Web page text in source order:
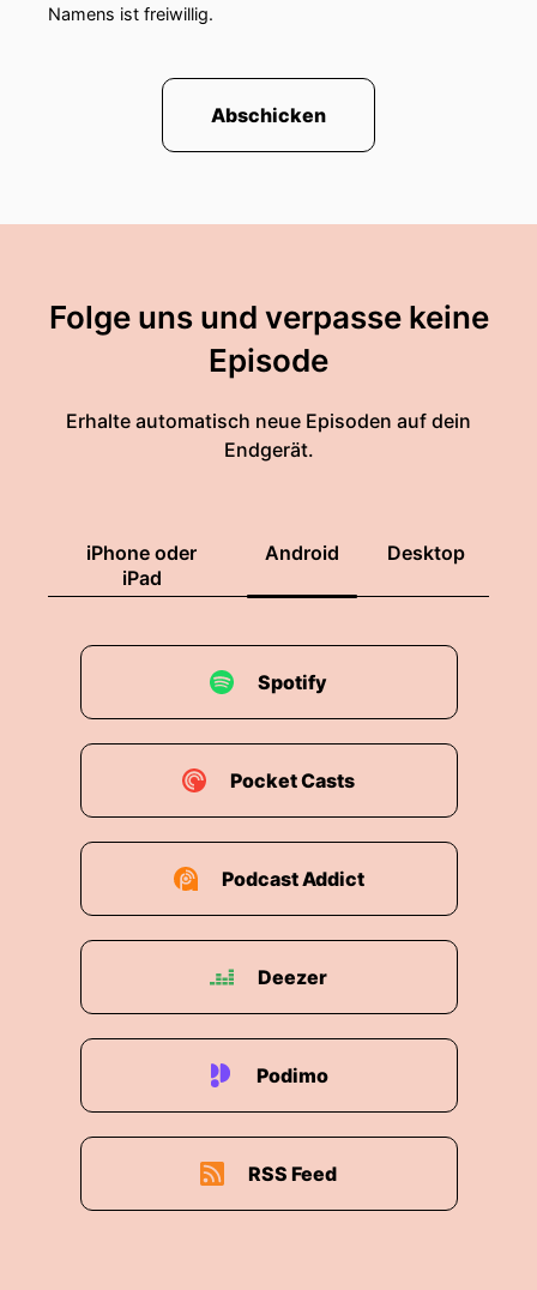
Namens ist freiwillig.
Abschicken
Folge uns und verpasse keine
Episode
Erhalte automatisch neue Episoden auf dein
Endgerät.
iPhone oder
iPad
Android Desktop
Spotify
Pocket Casts
Podcast Addict
Deezer
Podimo
RSS Feed